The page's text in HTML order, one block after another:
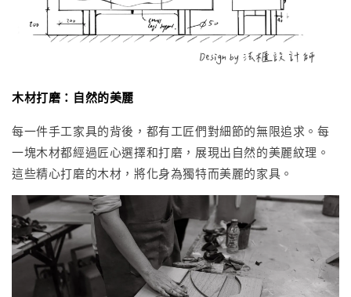
木材打磨：自然的美麗
每一件手工家具的背後，都有工匠們對細節的無限追求。每
一塊木材都經過匠心選擇和打磨，展現出自然的美麗紋理。
這些精心打磨的木材，將化身為獨特而美麗的家具。